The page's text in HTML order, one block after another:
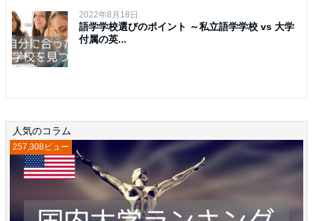
2022年8月18日
語学学校選びのポイント ～私立語学学校 vs 大学
付属の英...
人気のコラム
257,308ビュー